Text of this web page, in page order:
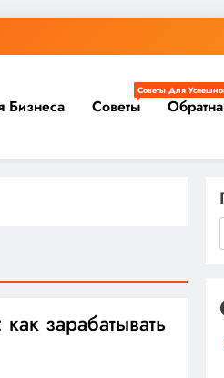
Советы
Советы Для
зарабатывать